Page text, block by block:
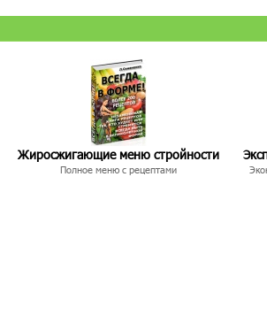
Жиросжигающие меню стройности
Полное меню с рецептами